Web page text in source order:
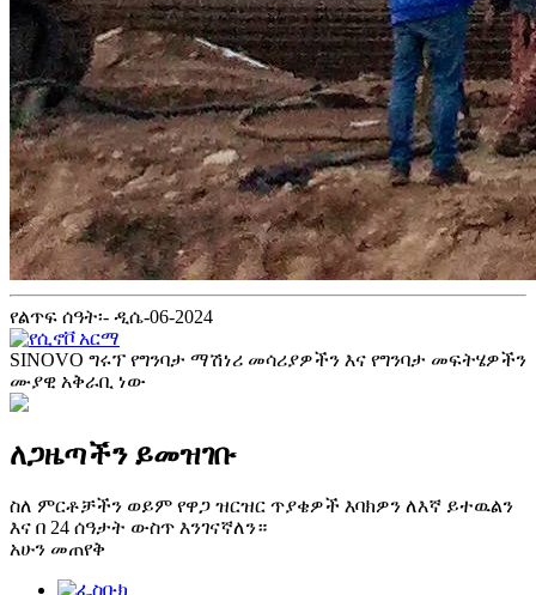
የልጥፍ ሰዓት፡- ዲሴ-06-2024
SINOVO ግሩፕ የግንባታ ማሽነሪ መሳሪያዎችን እና የግንባታ መፍትሄዎችን
ሙያዊ አቅራቢ ነው
ለጋዜጣችን ይመዝገቡ
ስለ ምርቶቻችን ወይም የዋጋ ዝርዝር ጥያቄዎች እባክዎን ለእኛ ይተዉልን
እና በ 24 ሰዓታት ውስጥ እንገናኛለን።
አሁን መጠየቅ